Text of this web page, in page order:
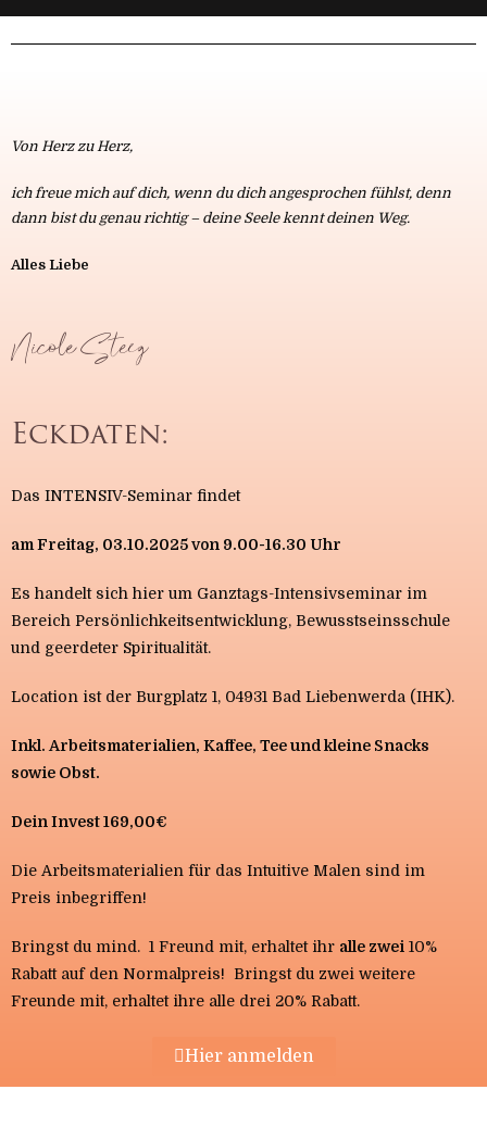
Von Herz zu Herz,
ich freue mich auf dich, wenn du dich angesprochen fühlst, denn
dann bist du genau richtig – deine Seele kennt deinen Weg.
Alles Liebe
Nicole Steeg
Eckdaten:
Das INTENSIV-Seminar findet
am Freitag, 03.10.2025 von 9.00-16.30 Uhr
Es handelt sich hier um Ganztags-Intensivseminar im
Bereich Persönlichkeitsentwicklung, Bewusstseinsschule
und geerdeter Spiritualität.
Location ist der Burgplatz 1, 04931 Bad Liebenwerda (IHK).
Inkl. Arbeitsmaterialien, Kaffee, Tee und kleine Snacks
sowie Obst.
Dein Invest 169,00€
Die Arbeitsmaterialien für das Intuitive Malen sind im
Preis inbegriffen!
Bringst du mind. 1 Freund mit, erhaltet ihr alle zwei 10%
Rabatt auf den Normalpreis! Bringst du zwei weitere
Freunde mit, erhaltet ihre alle drei 20% Rabatt.
Hier anmelden